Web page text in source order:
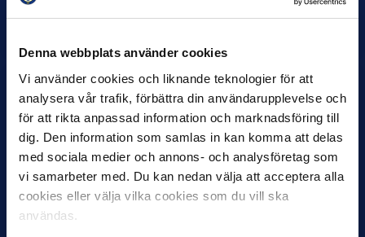
Denna webbplats använder cookies
Vi använder cookies och liknande teknologier för att
analysera vår trafik, förbättra din användarupplevelse och
för att rikta anpassad information och marknadsföring till
dig. Den information som samlas in kan komma att delas
med sociala medier och annons- och analysföretag som
vi samarbeter med. Du kan nedan välja att acceptera alla
cookies eller välja vilka cookies som du vill ska
användas.
IF ELFSBORG